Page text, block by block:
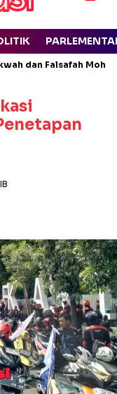
dan Falsafah Moh